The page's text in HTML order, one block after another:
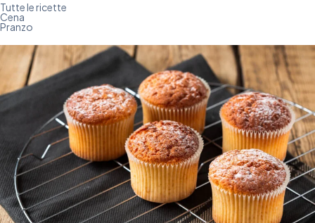
Tutte le ricette
Cena
Pranzo